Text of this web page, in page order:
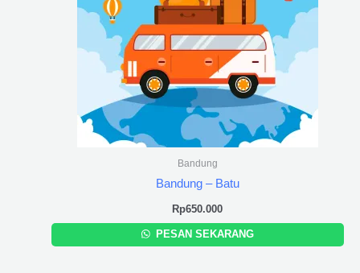
Bandung
Bandung – Batu
Rp650.000
PESAN SEKARANG